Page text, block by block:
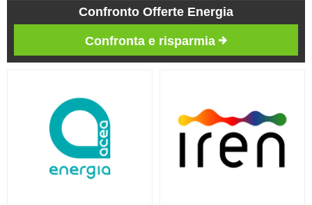
Confronto Offerte Energia
Confronta e risparmia